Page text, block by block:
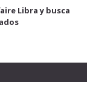
Libra y busca